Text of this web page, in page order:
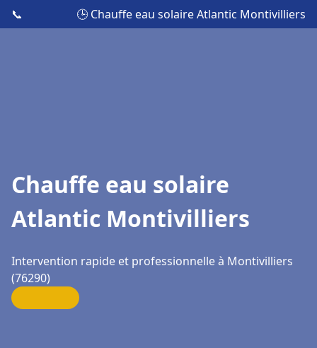
📞 🕒 Chauffe eau solaire Atlantic Montivilliers
Chauffe eau solaire
Atlantic Montivilliers
Intervention rapide et professionnelle à Montivilliers
(76290)